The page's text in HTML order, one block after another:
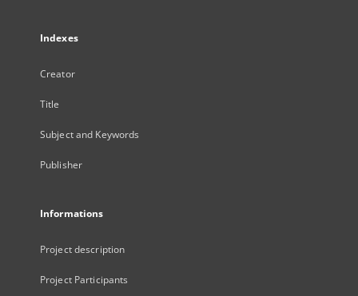
Indexes
Creator
Title
Subject and Keywords
Publisher
Informations
Project description
Project Participants